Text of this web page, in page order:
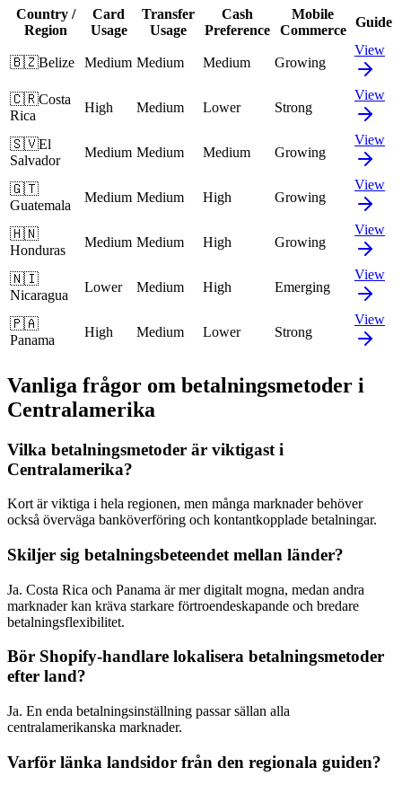
Country /
Region
Card
Usage
Transfer
Usage
Cash
Preference
Mobile
Commerce
Guide
🇧🇿Belize Medium Medium Medium Growing
View
🇨🇷Costa
Rica
High Medium Lower Strong
View
🇸🇻El
Salvador
Medium Medium Medium Growing
View
🇬🇹
Guatemala
Medium Medium High Growing
View
🇭🇳
Honduras
Medium Medium High Growing
View
🇳🇮
Nicaragua
Lower Medium High Emerging
View
🇵🇦
Panama
High Medium Lower Strong
View
Vanliga frågor om betalningsmetoder i
Centralamerika
Vilka betalningsmetoder är viktigast i
Centralamerika?
Kort är viktiga i hela regionen, men många marknader behöver
också överväga banköverföring och kontantkopplade betalningar.
Skiljer sig betalningsbeteendet mellan länder?
Ja. Costa Rica och Panama är mer digitalt mogna, medan andra
marknader kan kräva starkare förtroendeskapande och bredare
betalningsflexibilitet.
Bör Shopify-handlare lokalisera betalningsmetoder
efter land?
Ja. En enda betalningsinställning passar sällan alla
centralamerikanska marknader.
Varför länka landsidor från den regionala guiden?